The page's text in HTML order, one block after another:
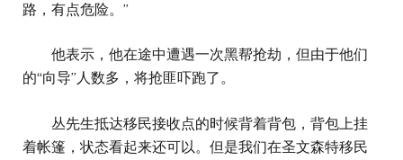
路，有点危险。”
他表示，他在途中遭遇一次黑帮抢劫，但由于他们
的“向导”人数多，将抢匪吓跑了。
丛先生抵达移民接收点的时候背着背包，背包上挂
着帐篷，状态看起来还可以。但是我们在圣文森特移民